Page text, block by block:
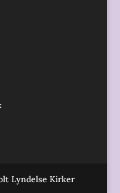
Lyndelse Kirker